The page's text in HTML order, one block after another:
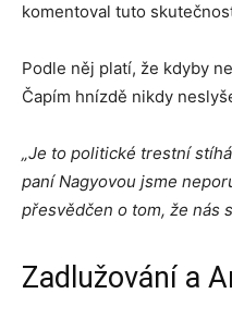
komentoval tuto
Podle něj platí, že kdyby
Čapím hnízdě nikdy
„Je to politické trestní
paní Nagyovou jsme
přesvědčen o tom, že nás
Zadlužování a